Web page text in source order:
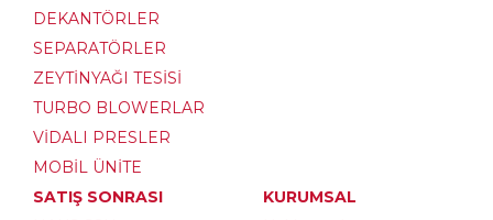
DEKANTÖRLER
SEPARATÖRLER
ZEYTİNYAĞI TESİSİ
TURBO BLOWERLAR
VİDALI PRESLER
MOBİL ÜNİTE
SATIŞ SONRASI
KURUMSAL